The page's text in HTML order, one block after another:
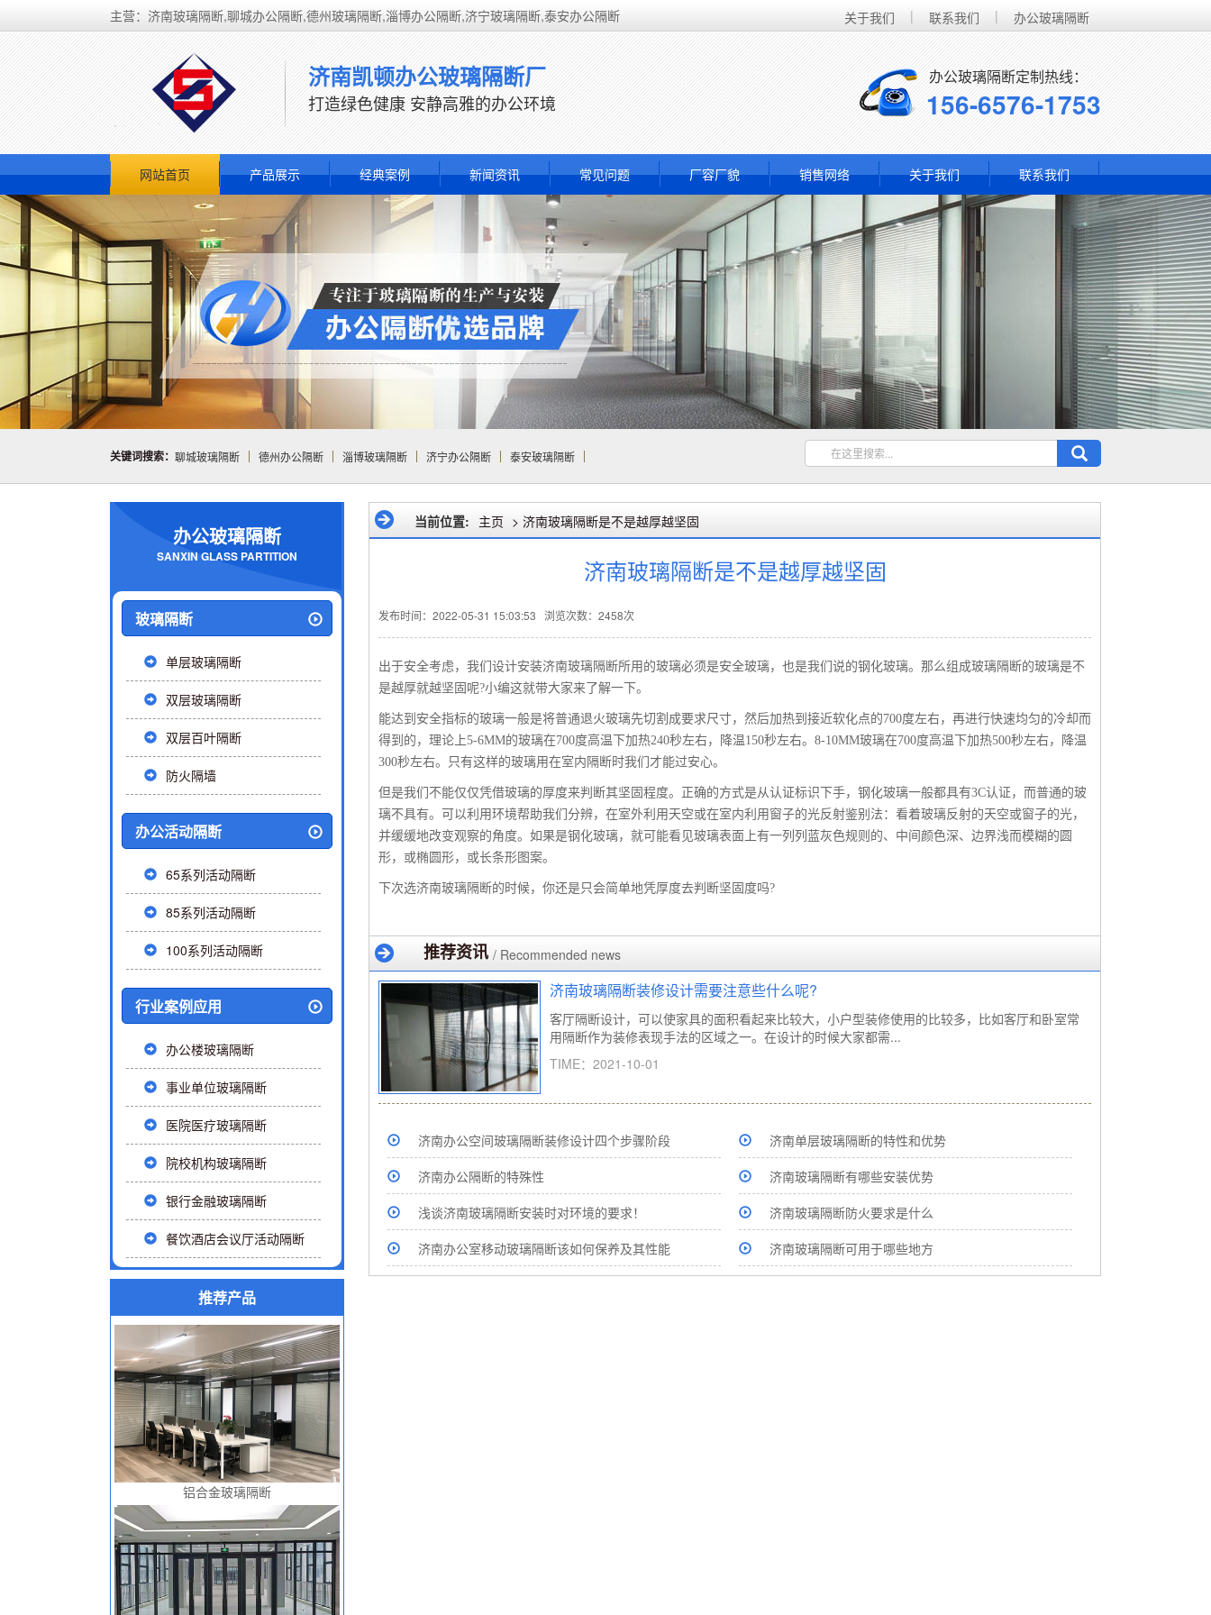
主营：济南玻璃隔断,聊城办公隔断,德州玻璃隔断,淄博办公隔断,济宁玻璃隔断,泰安办公隔断 关于我们 | 联系我们 | 办公玻璃隔断
济南凯顿办公玻璃隔断厂
打造绿色健康 安静高雅的办公环境
办公玻璃隔断定制热线：
156-6576-1753
网站首页 产品展示 经典案例 新闻资讯 常见问题 厂容厂貌 销售网络 关于我们 联系我们
关键词搜索： 聊城玻璃隔断 德州办公隔断 淄博玻璃隔断 济宁办公隔断 泰安玻璃隔断
办公玻璃隔断
SANXIN GLASS PARTITION
玻璃隔断
单层玻璃隔断
双层玻璃隔断
双层百叶隔断
防火隔墙
办公活动隔断
65系列活动隔断
85系列活动隔断
100系列活动隔断
行业案例应用
办公楼玻璃隔断
事业单位玻璃隔断
医院医疗玻璃隔断
院校机构玻璃隔断
银行金融玻璃隔断
餐饮酒店会议厅活动隔断
推荐产品
铝合金玻璃隔断
当前位置: 主页 > 济南玻璃隔断是不是越厚越坚固
济南玻璃隔断是不是越厚越坚固
发布时间：2022-05-31 15:03:53 浏览次数：2458次
出于安全考虑，我们设计安装济南玻璃隔断所用的玻璃必须是安全玻璃，也是我们说的钢化玻璃。那么组成玻璃隔断的玻璃是不
是越厚就越坚固呢?小编这就带大家来了解一下。
能达到安全指标的玻璃一般是将普通退火玻璃先切割成要求尺寸，然后加热到接近软化点的700度左右，再进行快速均匀的冷却而
得到的，理论上5-6MM的玻璃在700度高温下加热240秒左右，降温150秒左右。8-10MM玻璃在700度高温下加热500秒左右，降温
300秒左右。只有这样的玻璃用在室内隔断时我们才能过安心。
但是我们不能仅仅凭借玻璃的厚度来判断其坚固程度。正确的方式是从认证标识下手，钢化玻璃一般都具有3C认证，而普通的玻
璃不具有。可以利用环境帮助我们分辨，在室外利用天空或在室内利用窗子的光反射鉴别法：看着玻璃反射的天空或窗子的光，
并缓缓地改变观察的角度。如果是钢化玻璃，就可能看见玻璃表面上有一列列蓝灰色规则的、中间颜色深、边界浅而模糊的圆
形，或椭圆形，或长条形图案。
下次选济南玻璃隔断的时候，你还是只会简单地凭厚度去判断坚固度吗?
推荐资讯 / Recommended news
济南玻璃隔断装修设计需要注意些什么呢?
客厅隔断设计，可以使家具的面积看起来比较大，小户型装修使用的比较多，比如客厅和卧室常
用隔断作为装修表现手法的区域之一。在设计的时候大家都需...
TIME：2021-10-01
济南办公空间玻璃隔断装修设计四个步骤阶段
济南单层玻璃隔断的特性和优势
济南办公隔断的特殊性
济南玻璃隔断有哪些安装优势
浅谈济南玻璃隔断安装时对环境的要求！
济南玻璃隔断防火要求是什么
济南办公室移动玻璃隔断该如何保养及其性能
济南玻璃隔断可用于哪些地方